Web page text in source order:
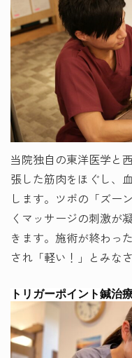
当院独自の東洋医学と
張した筋肉をほぐし、
します。ツボの「ズー
くマッサージの刺激が
きます。施術が終わっ
され「軽い！」とみな
トリガーポイント鍼治